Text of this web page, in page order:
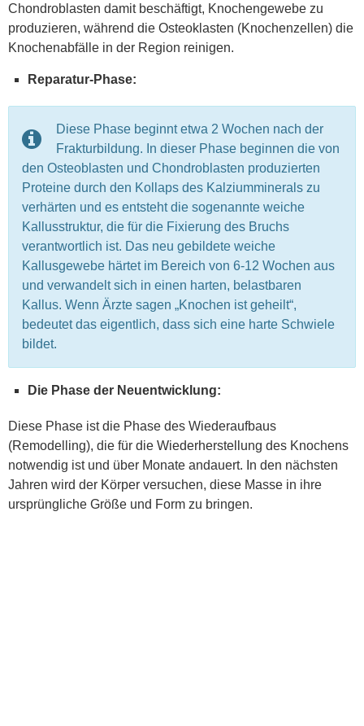
Chondroblasten damit beschäftigt, Knochengewebe zu
produzieren, während die Osteoklasten (Knochenzellen) die
Knochenabfälle in der Region reinigen.
Reparatur-Phase:
Diese Phase beginnt etwa 2 Wochen nach der
Frakturbildung. In dieser Phase beginnen die von
den Osteoblasten und Chondroblasten produzierten
Proteine durch den Kollaps des Kalziumminerals zu
verhärten und es entsteht die sogenannte weiche
Kallusstruktur, die für die Fixierung des Bruchs
verantwortlich ist. Das neu gebildete weiche
Kallusgewebe härtet im Bereich von 6-12 Wochen aus
und verwandelt sich in einen harten, belastbaren
Kallus. Wenn Ärzte sagen „Knochen ist geheilt“,
bedeutet das eigentlich, dass sich eine harte Schwiele
bildet.
Die Phase der Neuentwicklung:
Diese Phase ist die Phase des Wiederaufbaus
(Remodelling), die für die Wiederherstellung des Knochens
notwendig ist und über Monate andauert. In den nächsten
Jahren wird der Körper versuchen, diese Masse in ihre
ursprüngliche Größe und Form zu bringen.